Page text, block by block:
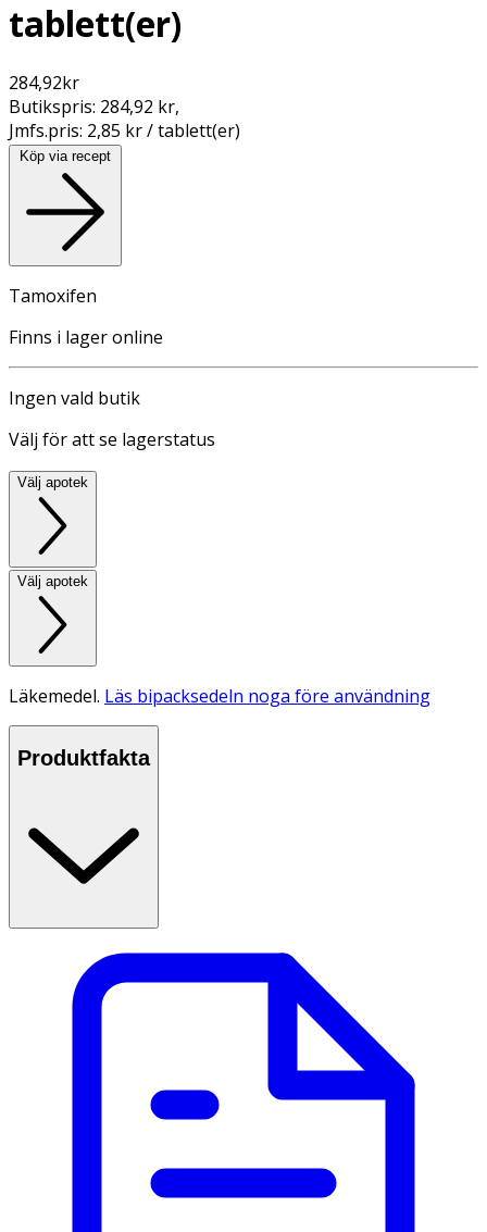
tablett(er)
284,92kr
Butikspris: 284,92 kr,
Jmfs.pris: 2,85 kr / tablett(er)
Köp via recept
Tamoxifen
Finns i lager online
Ingen vald butik
Välj för att se lagerstatus
Välj apotek
Välj apotek
Läkemedel. Läs bipacksedeln noga före användning
Produktfakta